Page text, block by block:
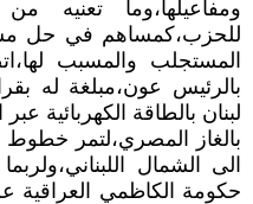
ومفاعيلها،وما تعنيه
للحزب،كمساهم في حل
المستجلب والمسبب
بالرئيس عون،مبلغة له
لبنان بالطاقة الكهربائية
بالغاز المصري،لتمر خطوط
الى الشمال
حكومة الكاظمي العراقية